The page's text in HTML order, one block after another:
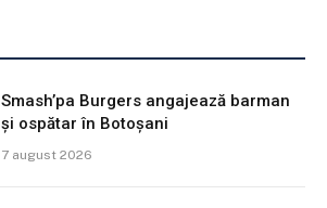
Smash’pa Burgers angajează barman
și ospătar în Botoșani
7 august 2026